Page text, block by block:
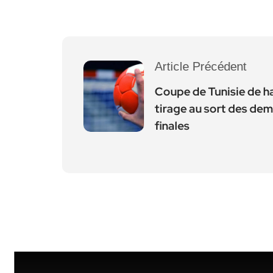
Article Précédent
Coupe de Tunisie de
tirage au sort des
finales